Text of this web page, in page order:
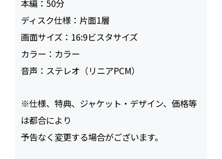
本編： 50
ディスク仕様： 片面1層
画面サイズ： 16:9ビスタサイズ
カラー： カラー
音声： ステレオ（リニアPCM）
※仕様、特典、ジャケット・デザイン、価格等
は都合により
予告なく変更する場合がございます。